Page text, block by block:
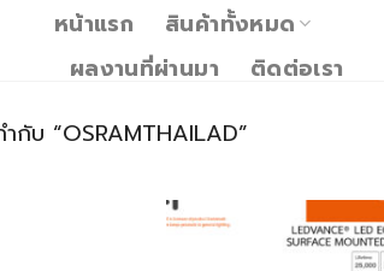
หน้าแรก
สินค้าทั้งหมด
ผลงานที่ผ่านมา
ติดต่อเรา
กับ “OSRAMTHAILAD”